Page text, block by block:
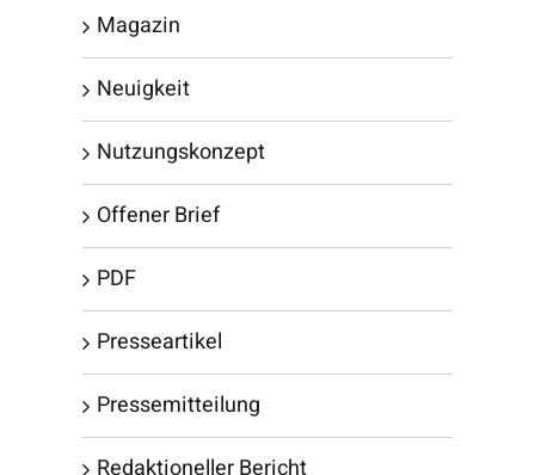
Magazin
Neuigkeit
Nutzungskonzept
Offener Brief
PDF
Presseartikel
Pressemitteilung